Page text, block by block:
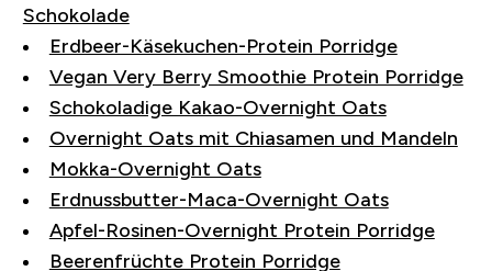
Schokolade
Erdbeer-Käsekuchen-Protein Porridge
Vegan Very Berry Smoothie Protein Porridge
Schokoladige Kakao-Overnight Oats
Overnight Oats mit Chiasamen und Mandeln
Mokka-Overnight Oats
Erdnussbutter-Maca-Overnight Oats
Apfel-Rosinen-Overnight Protein Porridge
Beerenfrüchte Protein Porridge